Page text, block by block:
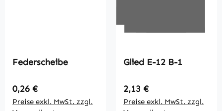
Federscheibe
Regulärer Preis:
0,26 €
Preise exkl. MwSt. zzgl.
Glied E-12 B-1
Regulärer Preis:
2,13 €
Preise exkl. MwSt. zzgl.